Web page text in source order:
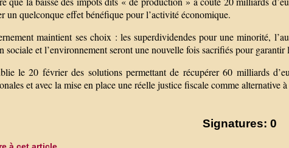
un quelconque effet bénéfique pour l’activité économique.
maintient ses choix : les superdividendes pour une minorité,
sociale et l’environnement seront une nouvelle fois sacrifiés pour garantir
le 20 février des solutions permettant de récupérer 60 milliards
et avec la mise en place une réelle justice fiscale comme alternative
Signatures: 0